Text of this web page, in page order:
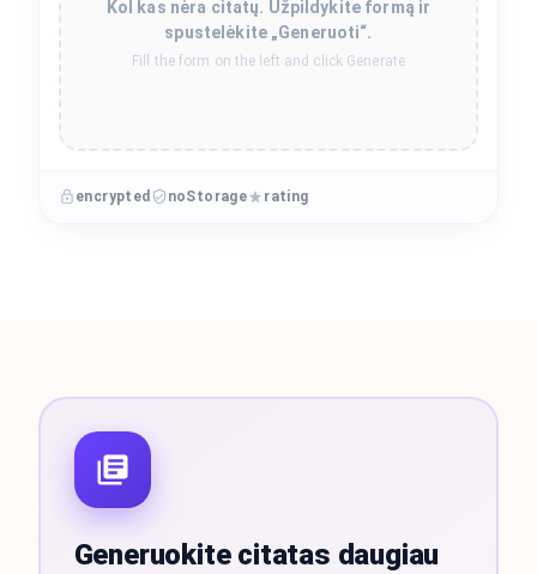
Kol kas nėra citatų. Užpildykite formą ir
spustelėkite „Generuoti“.
Fill the form on the left and click Generate
encrypted noStorage rating
Generuokite citatas daugiau